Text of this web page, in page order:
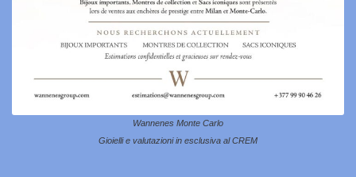
Wannenes Monte Carlo
Gioielli e valutazioni in esclusiva al CREM